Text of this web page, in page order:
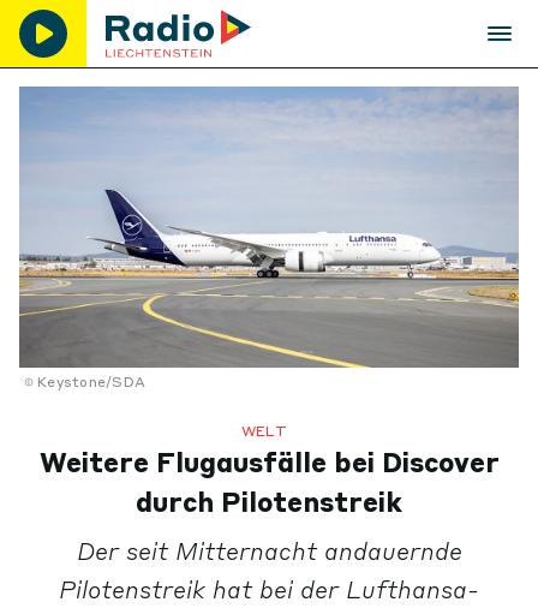
Keystone/SDA
WELT
Weitere Flugausfälle bei Discover
durch Pilotenstreik
Der seit Mitternacht andauernde
Pilotenstreik hat bei der Lufthansa-